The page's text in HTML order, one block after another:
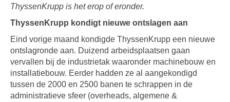
ThyssenKrupp is het erop of eronder.
ThyssenKrupp kondigt nieuwe ontslagen aan
Eind vorige maand kondigde ThyssenKrupp een nieuwe
ontslagronde aan. Duizend arbeidsplaatsen gaan
vervallen bij de industrietak waaronder machinebouw en
installatiebouw. Eerder hadden ze al aangekondigd
tussen de 2000 en 2500 banen te schrappen in de
administratieve sfeer (overheads, algemene &